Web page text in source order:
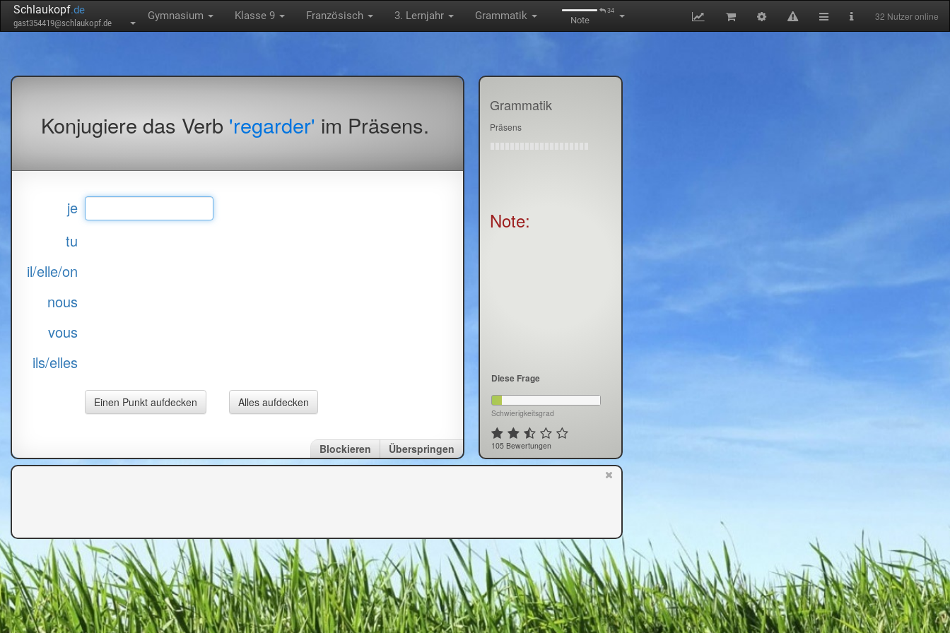
Schlaukopf.de
gast354419@schlaukopf.de
Gymnasium Klasse 9 Französisch 3. Lernjahr Grammatik 34
Note 32 Nutzer online
Konjugiere das Verb 'regarder' im Präsens.
je
tu
il/elle/on
nous
vous
ils/elles
Überspringen
Blockieren
Grammatik
Präsens
Note:
Diese Frage
Schwierigkeitsgrad
105 Bewertungen